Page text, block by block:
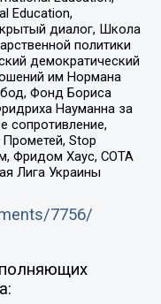
Education,
диалог, Школа
политики
демократический
им Нормана
Фонд Бориса
Науманна за
сопротивление,
Stop
Фридом Хаус, СОТА
Лига Украины
7756/